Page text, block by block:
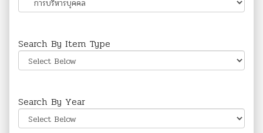
Search By Item Type
Search By Year